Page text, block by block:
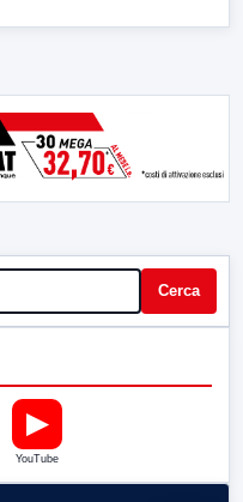
Cerca
▶
YouTube